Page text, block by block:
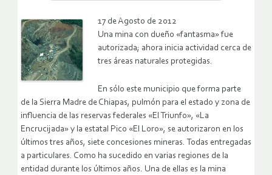
17 de Agosto de 2012
Una mina con dueño «fantasma» fue
autorizada; ahora inicia actividad cerca de
tres áreas naturales protegidas.
En sólo este municipio que forma parte
de la Sierra Madre de Chiapas, pulmón para el estado y zona de
influencia de las reservas federales «El Triunfo», «La
Encrucijada» y la estatal Pico «El Loro», se autorizaron en los
últimos tres años, siete concesiones mineras. Todas entregadas
a particulares. Como ha sucedido en varias regiones de la
entidad durante los últimos años. Una de ellas es la mina